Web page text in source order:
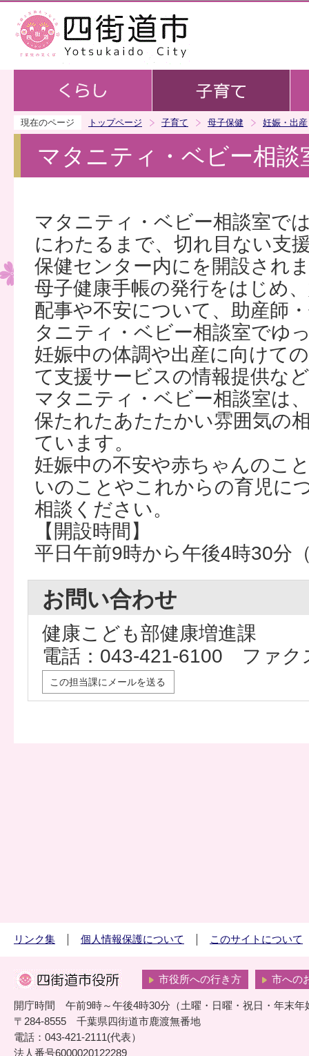
現在のページ トップページ 子育て 母子保健 妊娠・出産
マタニティ・ベビー相談
マタニティ・ベビー相談室で
にわたるまで、切れ目ない支
保健センター内にを開設され
母子健康手帳の発行をはじめ
配事や不安について、助産師
タニティ・ベビー相談室でゆ
妊娠中の体調や出産に向けて
て支援サービスの情報提供な
マタニティ・ベビー相談室は
保たれたあたたかい雰囲気の
ています。
妊娠中の不安や赤ちゃんのこ
いのことやこれからの育児に
相談ください。
【開設時間】
平日午前9時から午後4時30分
お問い合わせ
健康こども部健康増進課
電話：043-421-6100 ファク
この担当課にメールを送る
リンク集 個人情報保護について このサイトについて
市役所への行き方 市への
開庁時間 午前9時～午後4時30分（土曜・日曜・祝日・年末年
〒284-8555 千葉県四街道市鹿渡無番地
電話：043-421-2111(代表）
法人番号6000020122289